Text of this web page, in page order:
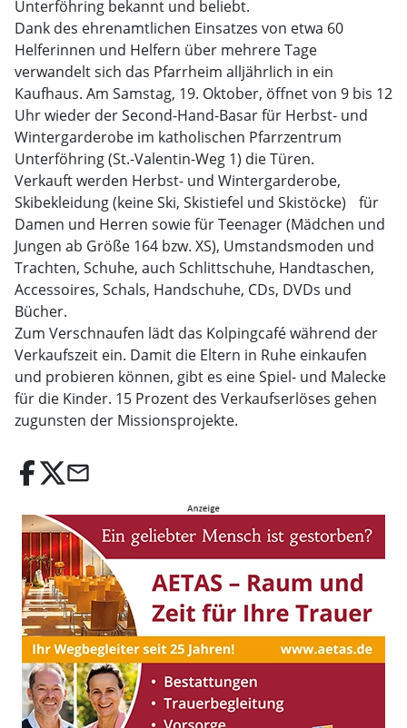
Unterföhring bekannt und beliebt.
Dank des ehrenamtlichen Einsatzes von etwa 60
Helferinnen und Helfern über mehrere Tage
verwandelt sich das Pfarrheim alljährlich in ein
Kaufhaus. Am Samstag, 19. Oktober, öffnet von 9 bis 12
Uhr wieder der Second-Hand-Basar für Herbst- und
Wintergarderobe im katholischen Pfarrzentrum
Unterföhring (St.-Valentin-Weg 1) die Türen.
Verkauft werden Herbst- und Wintergarderobe,
Skibekleidung (keine Ski, Skistiefel und Skistöcke) für
Damen und Herren sowie für Teenager (Mädchen und
Jungen ab Größe 164 bzw. XS), Umstandsmoden und
Trachten, Schuhe, auch Schlittschuhe, Handtaschen,
Accessoires, Schals, Handschuhe, CDs, DVDs und
Bücher.
Zum Verschnaufen lädt das Kolpingcafé während der
Verkaufszeit ein. Damit die Eltern in Ruhe einkaufen
und probieren können, gibt es eine Spiel- und Malecke
für die Kinder. 15 Prozent des Verkaufserlöses gehen
zugunsten der Missionsprojekte.
email